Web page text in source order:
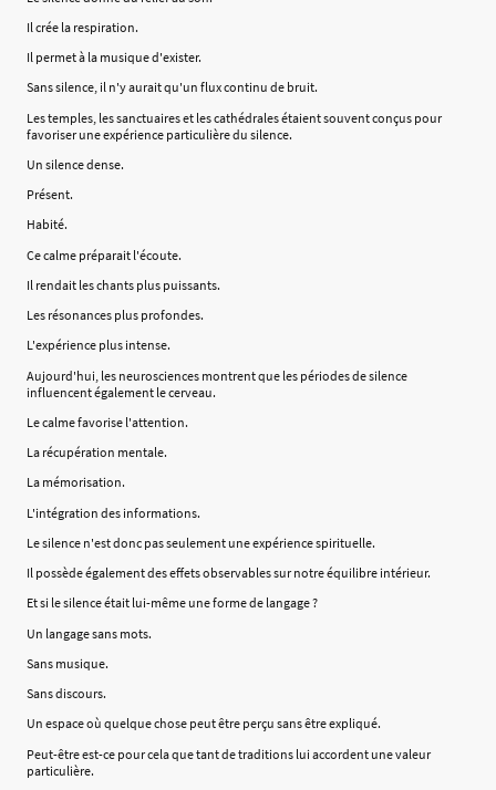
Il crée la respiration.
Il permet à la musique d'exister.
Sans silence, il n'y aurait qu'un flux continu de bruit.
Les temples, les sanctuaires et les cathédrales étaient souvent conçus pour
favoriser une expérience particulière du silence.
Un silence dense.
Présent.
Habité.
Ce calme préparait l'écoute.
Il rendait les chants plus puissants.
Les résonances plus profondes.
L'expérience plus intense.
Aujourd'hui, les neurosciences montrent que les périodes de silence
influencent également le cerveau.
Le calme favorise l'attention.
La récupération mentale.
La mémorisation.
L'intégration des informations.
Le silence n'est donc pas seulement une expérience spirituelle.
Il possède également des effets observables sur notre équilibre intérieur.
Et si le silence était lui-même une forme de langage ?
Un langage sans mots.
Sans musique.
Sans discours.
Un espace où quelque chose peut être perçu sans être expliqué.
Peut-être est-ce pour cela que tant de traditions lui accordent une valeur
particulière.